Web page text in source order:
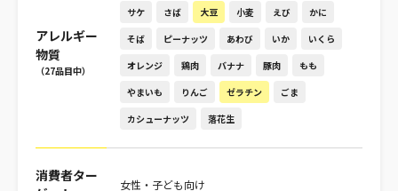
アレルギー
物質
（27品目中）
サケ
さば 大豆 小麦 えび
かに
そば
ピーナッツ あわび いか
いくら
オレンジ
鶏肉 バナナ 豚肉
もも
やまいも
りんご ゼラチン
ごま
カシューナッツ
落花生
消費者ター
女性・子ども向け